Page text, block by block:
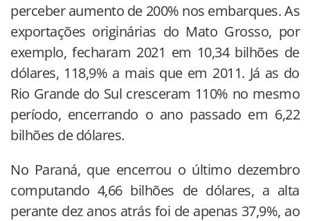
perceber aumento de 200% nos embarques. As
exportações originárias do Mato Grosso, por
exemplo, fecharam 2021 em 10,34 bilhões de
dólares, 118,9% a mais que em 2011. Já as do
Rio Grande do Sul cresceram 110% no mesmo
período, encerrando o ano passado em 6,22
bilhões de dólares.
No Paraná, que encerrou o último dezembro
computando 4,66 bilhões de dólares, a alta
perante dez anos atrás foi de apenas 37,9%, ao